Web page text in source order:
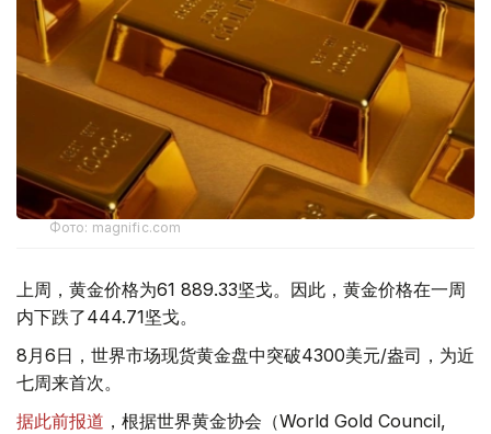
Фото: magnific.com
上周，黄金价格为61 889.33坚戈。因此，黄金价格在一周
内下跌了444.71坚戈。
8月6日，世界市场现货黄金盘中突破4300美元/盎司，为近
七周来首次。
据此前报道 ，根据世界黄金协会（World Gold Council,